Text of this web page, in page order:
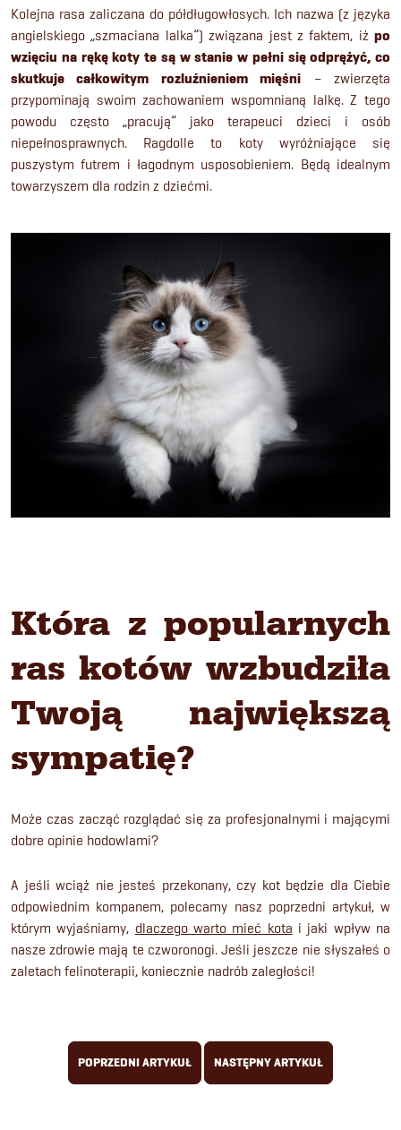
Kolejna rasa zaliczana do półdługowłosych. Ich nazwa (z języka
angielskiego „szmaciana lalka”) związana jest z faktem, iż po
wzięciu na rękę koty te są w stanie w pełni się odprężyć, co
skutkuje całkowitym rozluźnieniem mięśni
– zwierzęta
przypominają swoim zachowaniem wspomnianą lalkę. Z tego
powodu często „pracują” jako terapeuci dzieci i osób
niepełnosprawnych. Ragdolle to koty wyróżniające się
puszystym futrem i łagodnym usposobieniem. Będą idealnym
towarzyszem dla rodzin z dziećmi.
Która z popularnych
ras kotów wzbudziła
Twoją największą
sympatię?
Może czas zacząć rozglądać się za profesjonalnymi i mającymi
dobre opinie hodowlami?
A jeśli wciąż nie jesteś przekonany, czy kot będzie dla Ciebie
odpowiednim kompanem, polecamy nasz poprzedni artykuł, w
którym wyjaśniamy, dlaczego warto mieć kota i jaki wpływ na
nasze zdrowie mają te czworonogi. Jeśli jeszcze nie słyszałeś o
zaletach felinoterapii, koniecznie nadrób zaległości!
POPRZEDNI ARTYKUŁ NASTĘPNY ARTYKUŁ